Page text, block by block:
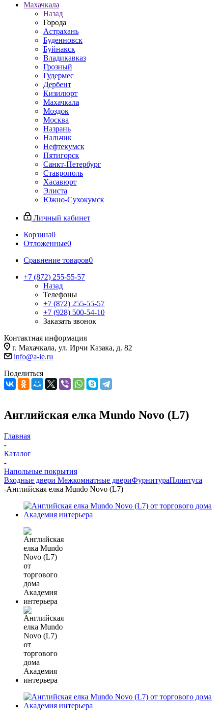
Махачкала
Назад
Города
Астрахань
Буденновск
Буйнакск
Владикавказ
Грозный
Гудермес
Дербент
Кизилюрт
Махачкала
Моздок
Москва
Назрань
Нальчик
Нефтекумск
Пятигорск
Санкт-Петербург
Ставрополь
Хасавюрт
Элиста
Южно-Сухокумск
Личный кабинет
Корзина0
Отложенные0
Сравнение товаров0
+7 (872) 255-55-57
Назад
Телефоны
+7 (872) 255-55-57
+7 (928) 500-54-10
Заказать звонок
Контактная информация
г. Махачкала, ул. Ирчи Казака, д. 82
info@a-ie.ru
Поделиться
Английская елка Mundo Novo (L7)
Главная
-
Каталог
-
Напольные покрытия
Входные двери Межкомнатные двериФурнитураПлинтуса
-Английская елка Mundo Novo (L7)